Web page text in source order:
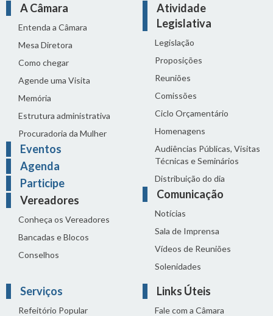
A Câmara
Entenda a Câmara
Mesa Diretora
Como chegar
Agende uma Visita
Memória
Estrutura administrativa
Procuradoria da Mulher
Eventos
Agenda
Participe
Vereadores
Conheça os Vereadores
Bancadas e Blocos
Conselhos
Atividade
Legislativa
Legislação
Proposições
Reuniões
Comissões
Ciclo Orçamentário
Homenagens
Audiências Públicas, Visitas
Técnicas e Seminários
Distribuição do dia
Comunicação
Notícias
Sala de Imprensa
Vídeos de Reuniões
Solenidades
Serviços
Refeitório Popular
Links Úteis
Fale com a Câmara